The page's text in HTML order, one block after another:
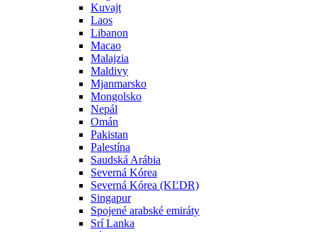
Kuvajt
Laos
Libanon
Macao
Malajzia
Maldivy
Mjanmarsko
Mongolsko
Nepál
Omán
Pakistan
Palestína
Saudská Arábia
Severná Kórea
Severná Kórea (KĽDR)
Singapur
Spojené arabské emiráty
Srí Lanka